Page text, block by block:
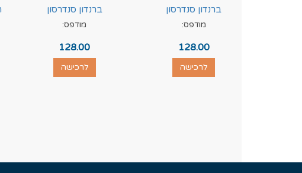
ברנדון סנדרסון
מודפס:
128.00
לרכישה
ברנדון סנדרסון
מודפס:
128.00
לרכישה